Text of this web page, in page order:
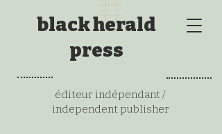
black herald
press
éditeur indépendant /
independent publisher